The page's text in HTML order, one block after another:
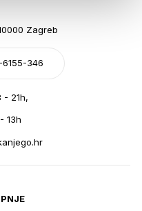
Zagreb
346
- 21h,
13h